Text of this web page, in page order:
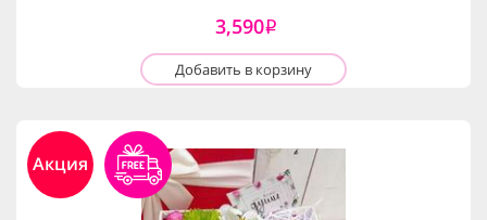
3,590i
Добавить в корзину
Акция